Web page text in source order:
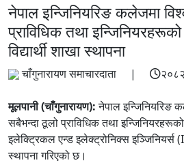
नेपाल इन्जिनियरिङ कलेजमा
प्राविधिक तथा
विद्यार्थी शाखा स्थापना
चाँगुनारायण समाचारदाता |
मूलपानी (चाँगुनारायण):नेपाल इन्जिनियरिङ
सबैभन्दा ठूलो प्राविधिक तथा
इलेक्ट्रिकल एन्ड इलेक्ट्रोनिक्स इञ्जिनियर्स
स्थापना गरिएको छ।